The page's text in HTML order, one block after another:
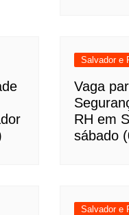
Salvador e
Vaga
RH em
sábado
Salvador e